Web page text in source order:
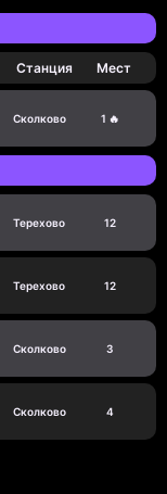
Станция Мест
Сколково 1 🔥
Терехово 12
Терехово 12
Сколково 3
Сколково 4